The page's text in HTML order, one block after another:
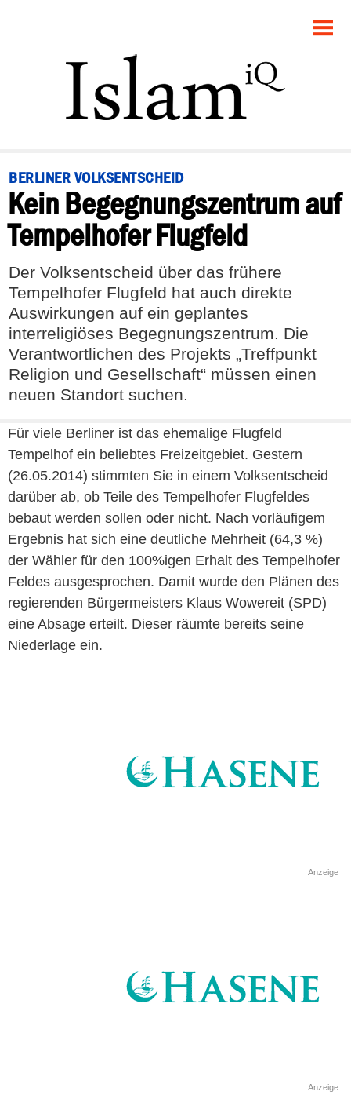
POLITIK
PANORAMA
RECHT
FEUILLETON
DEBATTE
BERLINER VOLKSENTSCHEID
Kein Begegnungszentrum auf
Tempelhofer Flugfeld
Der Volksentscheid über das frühere
Tempelhofer Flugfeld hat auch direkte
Auswirkungen auf ein geplantes
interreligiöses Begegnungszentrum. Die
Verantwortlichen des Projekts „Treffpunkt
Religion und Gesellschaft“ müssen einen
neuen Standort suchen.
Für viele Berliner ist das ehemalige Flugfeld
Tempelhof ein beliebtes Freizeitgebiet. Gestern
(26.05.2014) stimmten Sie in einem Volksentscheid
darüber ab, ob Teile des Tempelhofer Flugfeldes
bebaut werden sollen oder nicht. Nach vorläufigem
Ergebnis hat sich eine deutliche Mehrheit (64,3 %)
der Wähler für den 100%igen Erhalt des Tempelhofer
Feldes ausgesprochen. Damit wurde den Plänen des
regierenden Bürgermeisters Klaus Wowereit (SPD)
eine Absage erteilt. Dieser räumte bereits seine
Niederlage ein.
Anzeige
Anzeige